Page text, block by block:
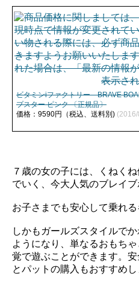
ビタミンiファクトリー BRAVE
プスター ピンク 〔正規品〕
価格：9590円（税込、送料別)
７歳の女の子には、くねく
でいく、今大人気のブレイ
お子さまでも安心して乗れ
しかもガールズスタイルで
ようになり、単なるおもち
覚で遊ぶことができます。
とパットの購入もおすすめし